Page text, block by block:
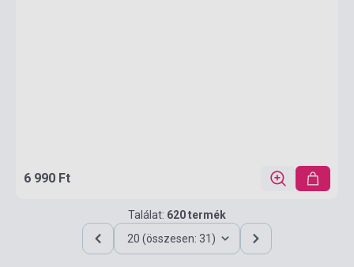
6 990 Ft
Találat: 620 termék
20 (összesen: 31)